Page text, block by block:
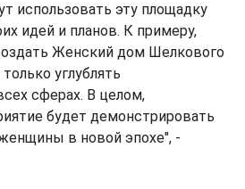
использовать эту площадку
идей и планов. К примеру,
Женский дом Шелкового
углублять
сферах. В целом,
будет демонстрировать
в новой эпохе", -